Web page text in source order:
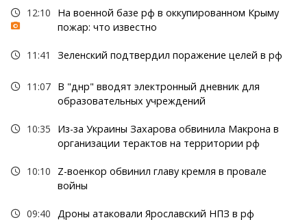
12:10
На военной базе рф в оккупированном Крыму
пожар: что известно
11:41 Зеленский подтвердил поражение целей в рф
11:07 В "днр" вводят электронный дневник для
образовательных учреждений
10:35
Из-за Украины Захарова обвинила Макрона в
организации терактов на территории рф
10:10
Z-военкор обвинил главу кремля в провале
войны
09:40 Дроны атаковали Ярославский НПЗ в рф